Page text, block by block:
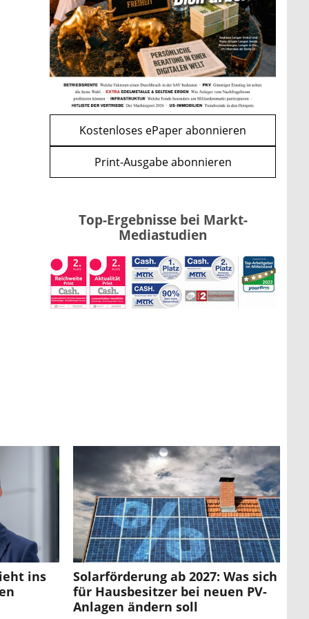
WEITERE ARTIKEL
zurückweiter
Apple-Aktie nach
Quartalszahlen: Ist der
Kursrückgang jetzt eine
Kaufchance?
mehr
Kostenloses ePaper abonnieren
Print-Ausgabe abonnieren
Top-Ergebnisse bei Markt-
Mediastudien
ins
Solarförderung ab 2027: Was sich
für Hausbesitzer bei neuen PV-
Anlagen ändern soll